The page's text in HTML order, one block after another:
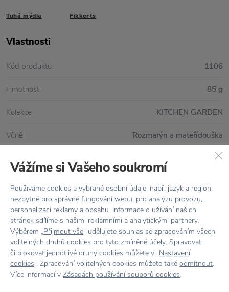
Doprava zdarma nad 2 000 Kč
Vrácení zbožído 30 dnů
7500+ produktůna výběr
Showroomve Zlíně
Tuhá mýdla Fikkerts
Vlastnosti
Kód produktu 1106
Hmotnost 85 g
Kolekce KITCHEN GARDEN
Vůně Rozmarýn a mateřídouška
Vážíme si Vašeho soukromí
Používáme cookies a vybrané osobní údaje, např. jazyk a region,
nezbytné pro správné fungování webu, pro analýzu provozu,
personalizaci reklamy a obsahu. Informace o užívání našich
stránek sdílíme s našimi reklamními a analytickými partnery.
Výběrem „Přijmout vše“ udělujete souhlas se zpracováním všech
volitelných druhů cookies pro tyto zmíněné účely. Spravovat
či blokovat jednotlivé druhy cookies můžete v „Nastavení
cookies“. Zpracování volitelných cookies můžete také odmítnout.
Více informací v Zásadách používání souborů cookies.